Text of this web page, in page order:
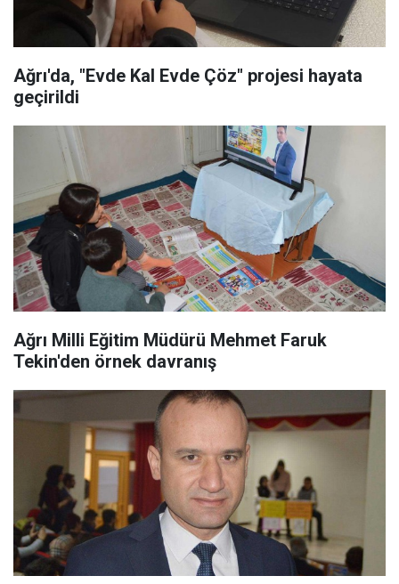
Ağrı'da, "Evde Kal Evde Çöz" projesi hayata
geçirildi
Ağrı Milli Eğitim Müdürü Mehmet Faruk
Tekin'den örnek davranış